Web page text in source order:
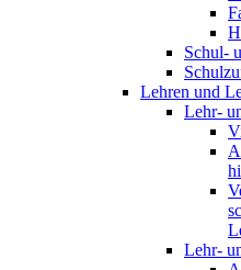
Schul-
Lehren und
Lehr-
Lehr-